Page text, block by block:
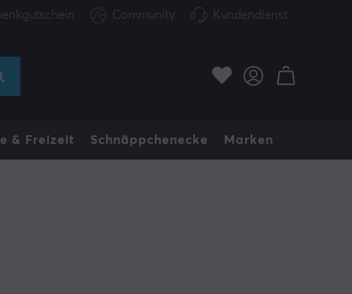
Community Kundendienst
& Freizeit Schnäppchenecke Marken